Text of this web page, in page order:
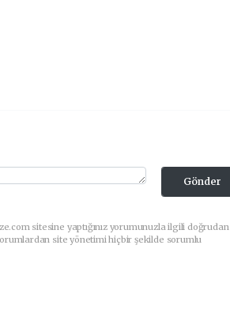
Gönder
sitesine yaptığınız yorumunuzla ilgili doğrudan
site yönetimi hiçbir şekilde sorumlu